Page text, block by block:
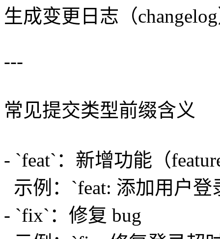
生成变更日志（
---
常见提交类型前缀含义
- `feat`：新增功能（
示例：`feat: 添加用户登
- `fix`：修复 bug